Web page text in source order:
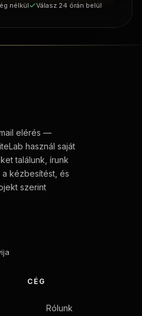
nélkül Válasz 24 órán belül
elérés —
használ saját
találunk, írunk
kézbesítést, és
szerint
CÉG
Rólunk